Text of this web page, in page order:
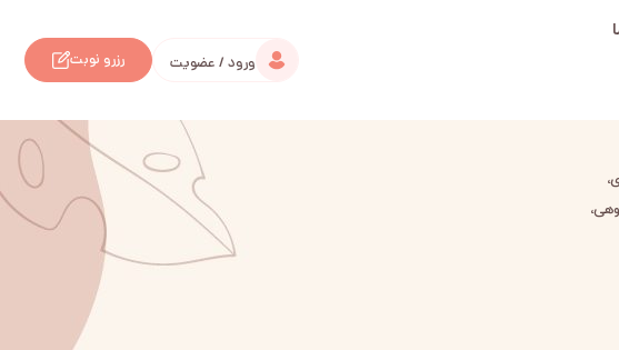
ورود / عضویت رزرو نوبت